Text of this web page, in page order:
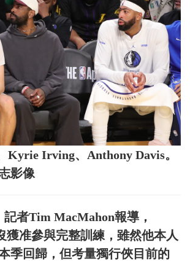
Kyrie Irving、Anthony Davis。
影像
記者Tim MacMahon報導，
准參與完整訓練，雖然他本人
季回歸，但考量獨行俠目前的